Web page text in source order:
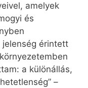
amelyek
és
jelenség érintett
a különállás,
–